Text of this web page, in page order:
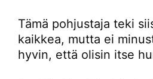
Tämä pohjustaja teki
kaikkea, mutta ei
hyvin, että olisin itse